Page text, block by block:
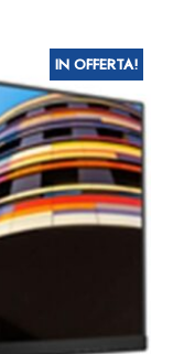
IN OFFERTA!